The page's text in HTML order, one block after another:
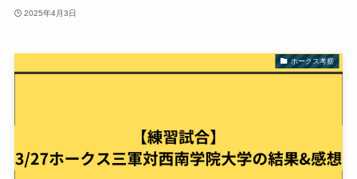
2025年4月3日
ホークス考察